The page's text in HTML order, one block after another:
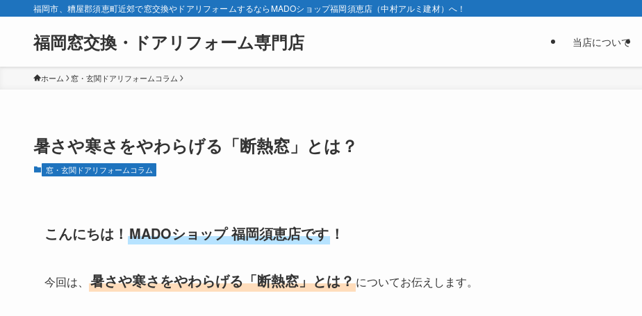
福岡市、糟屋郡須恵町近郊で窓交換やドアリフォームするならMADOショップ福岡須恵店（中村アルミ建材）へ！
福岡窓交換・ドアリフォーム専門店 当店について
ホーム 窓・玄関ドアリフォームコラム
暑さや寒さをやわらげる「断熱窓」とは？
窓・玄関ドアリフォームコラム
こんにちは！ MADOショップ 福岡須恵店です ！
今回は、 暑さや寒さをやわらげる「断熱窓」とは？についてお伝えします。